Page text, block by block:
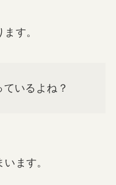
す。
いるよね？
ます。